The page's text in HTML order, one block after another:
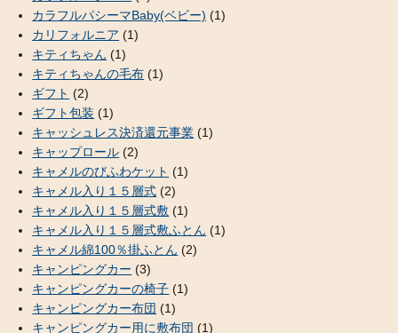
カラフルパシーマBaby(ベビー) (1)
カリフォルニア (1)
キティちゃん (1)
キティちゃんの毛布 (1)
ギフト (2)
ギフト包装 (1)
キャッシュレス決済還元事業 (1)
キャップロール (2)
キャメルのびふわケット (1)
キャメル入り１５層式 (2)
キャメル入り１５層式敷 (1)
キャメル入り１５層式敷ふとん (1)
キャメル綿100％掛ふとん (2)
キャンピングカー (3)
キャンピングカーの椅子 (1)
キャンピングカー布団 (1)
キャンピングカー用に敷布団 (1)